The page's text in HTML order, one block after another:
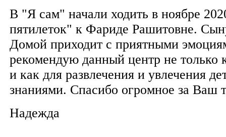
В "Я сам" начали ходить в ноябре
пятилеток" к Фариде Рашитовне.
Домой приходит с приятными
рекомендую данный центр не только
и как для развлечения и увлечения
знаниями. Спасибо огромное за Ваш
Надежда